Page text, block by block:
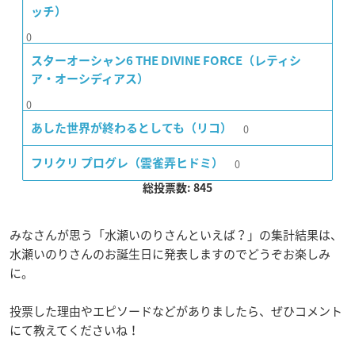
ッチ）
0
スターオーシャン6 THE DIVINE FORCE（レティシ
ア・オーシディアス）
0
あした世界が終わるとしても（リコ） 0
フリクリ プログレ（雲雀弄ヒドミ） 0
総投票数: 845
みなさんが思う「水瀬いのりさんといえば？」の集計結果は、
水瀬いのりさんのお誕生日に発表しますのでどうぞお楽しみ
に。
投票した理由やエピソードなどがありましたら、ぜひコメント
にて教えてくださいね！